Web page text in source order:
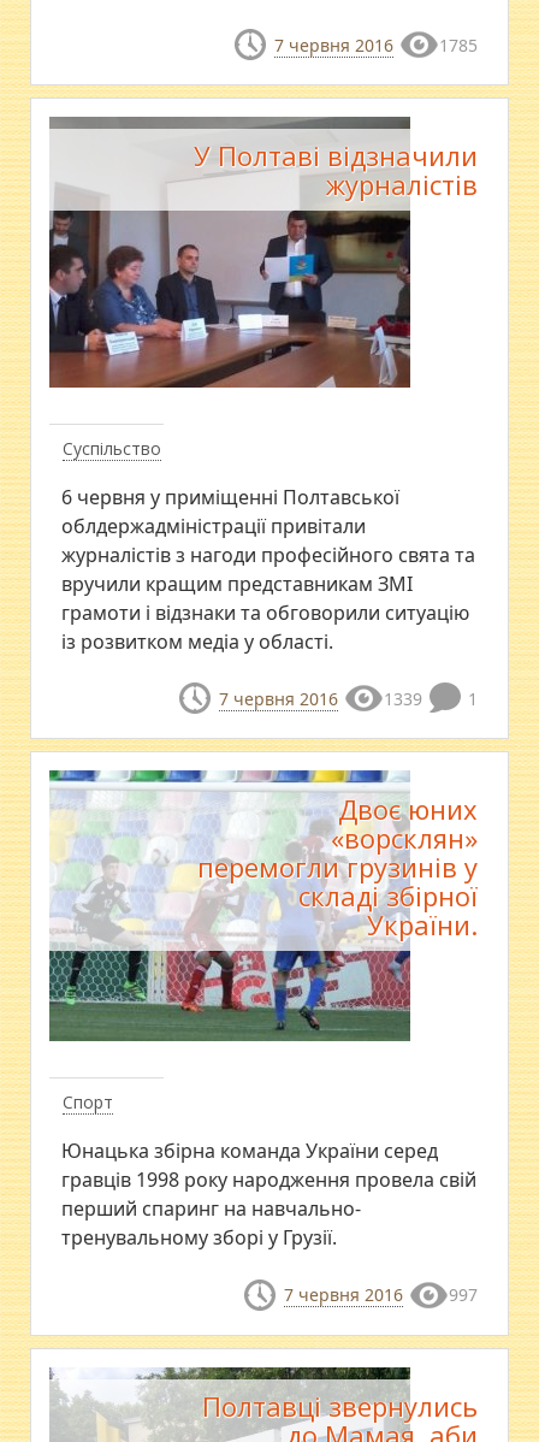
7 червня 2016 1785
Суспільство
У Полтаві відзначили
журналістів
6 червня у приміщенні Полтавської
облдержадміністрації привітали
журналістів з нагоди професійного свята та
вручили кращим представникам ЗМІ
грамоти і відзнаки та обговорили ситуацію
із розвитком медіа у області.
7 червня 2016 1339 1
Спорт
Двоє юних
«ворсклян»
перемогли грузинів у
складі збірної
України.
​Юнацька збірна команда України серед
гравців 1998 року народження провела свій
перший спаринг на навчально-
тренувальному зборі у Грузії.
7 червня 2016 997
Полтавці звернулись
до Мамая, аби